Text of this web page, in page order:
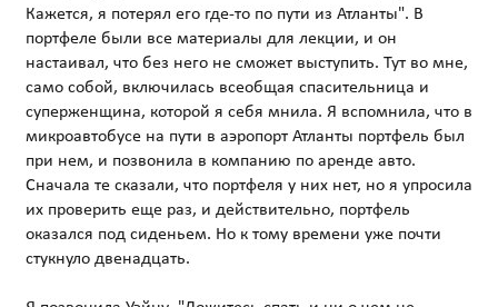
Кажется, я потерял его где-то по пути из Атланты". В
портфеле были все материалы для лекции, и он
настаивал, что без него не сможет выступить. Тут во мне,
само собой, включилась всеобщая спасительница и
суперженщина, которой я себя мнила. Я вспомнила, что в
микроавтобусе на пути в аэропорт Атланты портфель был
при нем, и позвонила в компанию по аренде авто.
Сначала те сказали, что портфеля у них нет, но я упросила
их проверить еще раз, и действительно, портфель
оказался под сиденьем. Но к тому времени уже почти
стукнуло двенадцать.